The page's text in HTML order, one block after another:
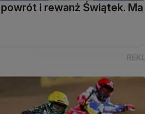
i rewanż Świątek. Ma